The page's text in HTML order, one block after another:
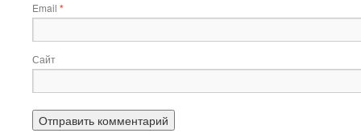
Email *
Сайт